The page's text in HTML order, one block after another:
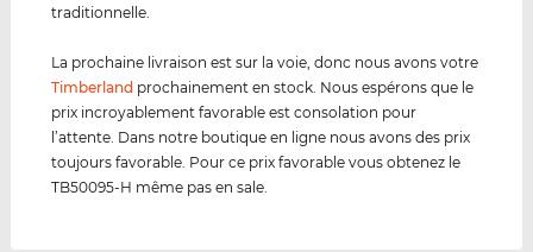
traditionnelle.
La prochaine livraison est sur la voie, donc nous avons votre
Timberland prochainement en stock. Nous espérons que le
prix incroyablement favorable est consolation pour
l’attente. Dans notre boutique en ligne nous avons des prix
toujours favorable. Pour ce prix favorable vous obtenez le
TB50095-H même pas en sale.